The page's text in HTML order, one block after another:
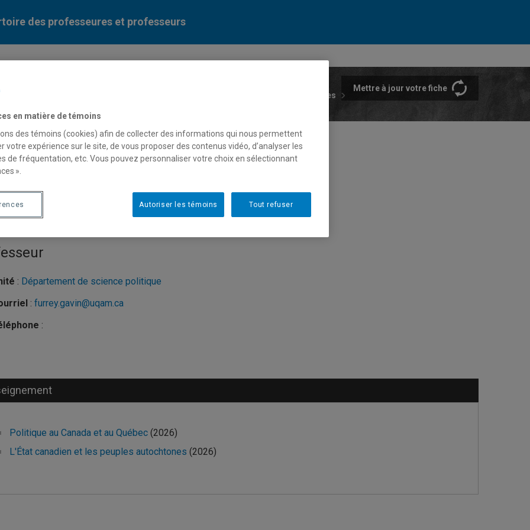
des professeures et professeurs
Liste des professeures et professeurs par départements et écoles
Mettre à jour votre fiche
Furrey
: Département de science politique
: furrey.gavin@uqam.ca
:
Politique au Canada et au Québec (2026)
L'État canadien et les peuples autochtones (2026)
en matière de témoins
des témoins (cookies) afin de collecter des informations qui nous permettent
votre expérience sur le site, de vous proposer des contenus vidéo, d’analyser les
de fréquentation, etc. Vous pouvez personnaliser votre choix en sélectionnant
».
Tout refuser
Autoriser les témoins